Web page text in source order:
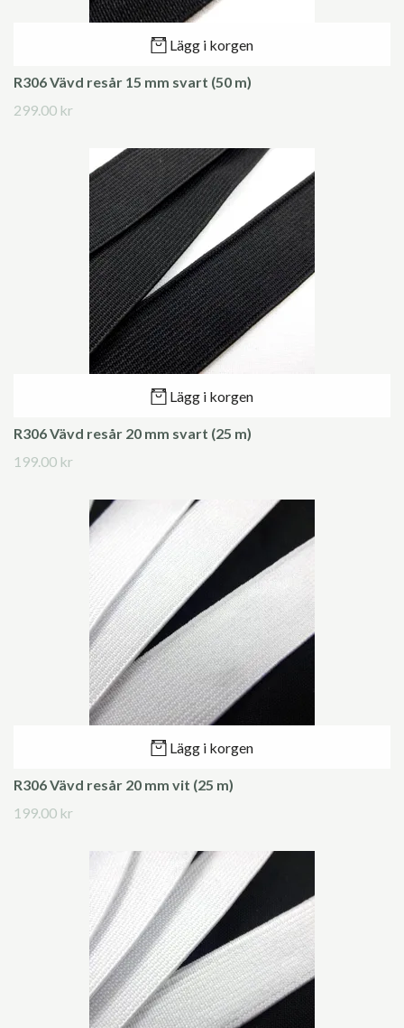
Lägg i korgen
R306 Vävd resår 15 mm svart (50 m)
299.00 kr
Lägg i korgen
R306 Vävd resår 20 mm svart (25 m)
199.00 kr
Lägg i korgen
R306 Vävd resår 20 mm vit (25 m)
199.00 kr